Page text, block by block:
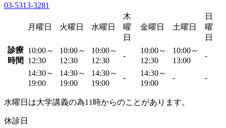
03-5313-3281
月曜日 火曜日 水曜日
木
曜
日
金曜日 土曜日
日
曜
日
診療
時間
10:00～
12:30
10:00～
12:30
10:00～
12:30
-
10:00～
12:30
10:00～
13:00
-
14:30～
19:00
14:30～
19:00
14:30～
19:00
-
14:30～
19:00
- -
水曜日は大学講義の為11時からのことがあります。
休診日